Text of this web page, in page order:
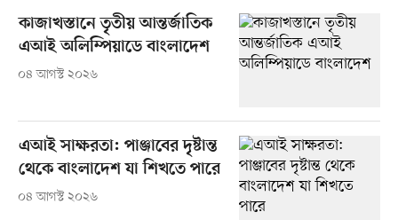
কাজাখস্তানে তৃতীয় আন্তর্জাতিক
এআই অলিম্পিয়াডে বাংলাদেশ
০৪ আগস্ট ২০২৬
এআই সাক্ষরতা: পাঞ্জাবের দৃষ্টান্ত
থেকে বাংলাদেশ যা শিখতে পারে
০৪ আগস্ট ২০২৬